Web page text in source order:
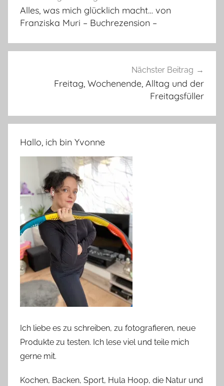
Alles, was mich glücklich macht… von
Franziska Muri – Buchrezension –
Nächster Beitrag
Freitag, Wochenende, Alltag und der
Freitagsfüller
Hallo, ich bin Yvonne
Ich liebe es zu schreiben, zu fotografieren, neue
Produkte zu testen. Ich lese viel und teile mich
gerne mit.
Kochen, Backen, Sport, Hula Hoop, die Natur und